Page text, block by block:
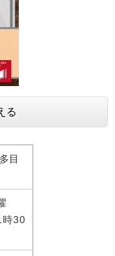
る
目
時30